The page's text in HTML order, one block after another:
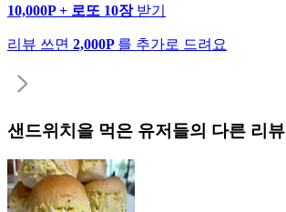
10,000P + 로또 10장 받기
리뷰 쓰면 2,000P 를 추가로 드려요
샌드위치 을 먹은 유저들의 다른 리뷰